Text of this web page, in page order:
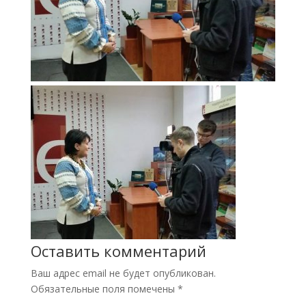
Оставить комментарий
Ваш адрес email не будет опубликован.
Обязательные поля помечены *